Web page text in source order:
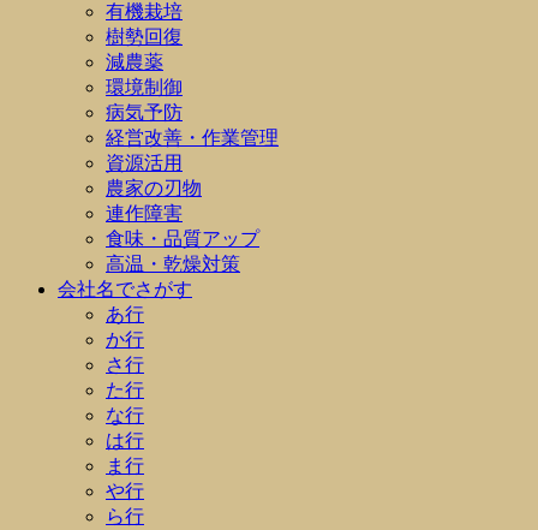
有機栽培
樹勢回復
減農薬
環境制御
病気予防
経営改善・作業管理
資源活用
農家の刃物
連作障害
食味・品質アップ
高温・乾燥対策
会社名でさがす
あ行
か行
さ行
た行
な行
は行
ま行
や行
ら行